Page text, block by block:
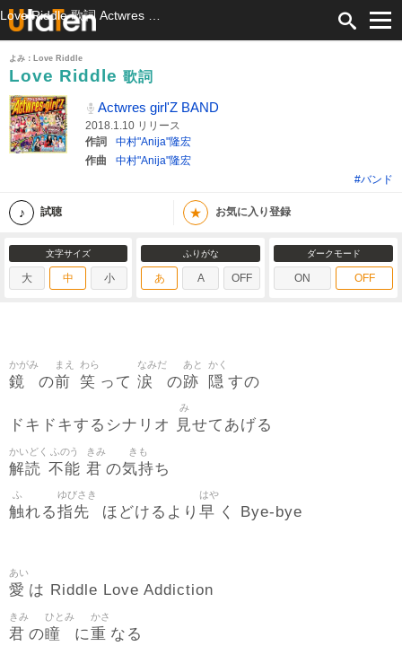
よみ：Love Riddle
Love Riddle 歌詞
Actwres girl'Z BAND
2018.1.10 リリース
作詞
中村"Anija"隆宏
作曲
中村"Anija"隆宏
#バンド
試聴 ★ お気に入り登録
文字サイズ
大 中 小
ふりがな
あ A OFF
ダークモード
ON OFF
鏡
かがみ
の前
まえ
笑
わら
って 涙
なみだ
の跡
あと
隠
かく
すの
ドキドキするシナリオ 見
み
せてあげる
解読
かいどく
不能
ふのう
君
きみ
の気持
きも
ち
触
ふ
れる指先
ゆびさき
ほどけるより 早
はや
く Bye-bye
愛
あい
は Riddle Love Addiction
君
きみ
の瞳
ひとみ
に重
かさ
なる